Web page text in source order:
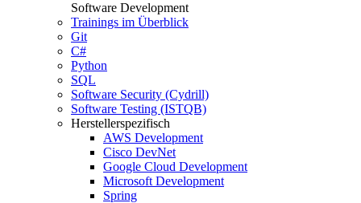
Software Development
Trainings im Überblick
Git
C#
Python
SQL
Software Security (Cydrill)
Software Testing (ISTQB)
Herstellerspezifisch
AWS Development
Cisco DevNet
Google Cloud Development
Microsoft Development
Spring